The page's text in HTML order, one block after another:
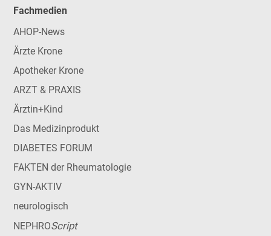
Fachmedien
AHOP-News
Ärzte Krone
Apotheker Krone
ARZT & PRAXIS
Ärztin+Kind
Das Medizinprodukt
DIABETES FORUM
FAKTEN der Rheumatologie
GYN-AKTIV
neurologisch
NEPHROScript